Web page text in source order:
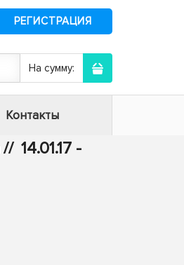
РЕГИСТРАЦИЯ
На сумму:
Контакты
// 14.01.17 -